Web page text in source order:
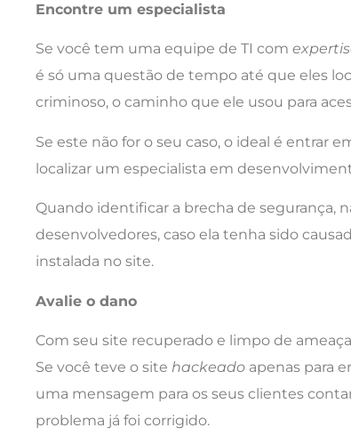
Encontre um especialista
Se você tem uma equipe de TI com
é só uma questão de tempo até que eles
criminoso, o caminho que ele usou para
Se este não for o seu caso, o ideal é entrar
localizar um especialista em
Quando identificar a brecha de segurança,
desenvolvedores, caso ela tenha sido
instalada no site.
Avalie o dano
Com seu site recuperado e limpo de
Se você teve o site hackeado apenas para
uma mensagem para os seus clientes
problema já foi corrigido.